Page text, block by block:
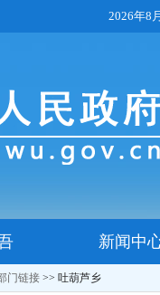
2026年8
新闻中
门链接 >> 吐葫芦乡